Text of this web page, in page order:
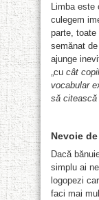
Limba este
culegem
parte, toate
semănat
ajunge
„cu cât
vocabular
să
Nevoie
Dacă
simplu ai
logopezi
faci mai